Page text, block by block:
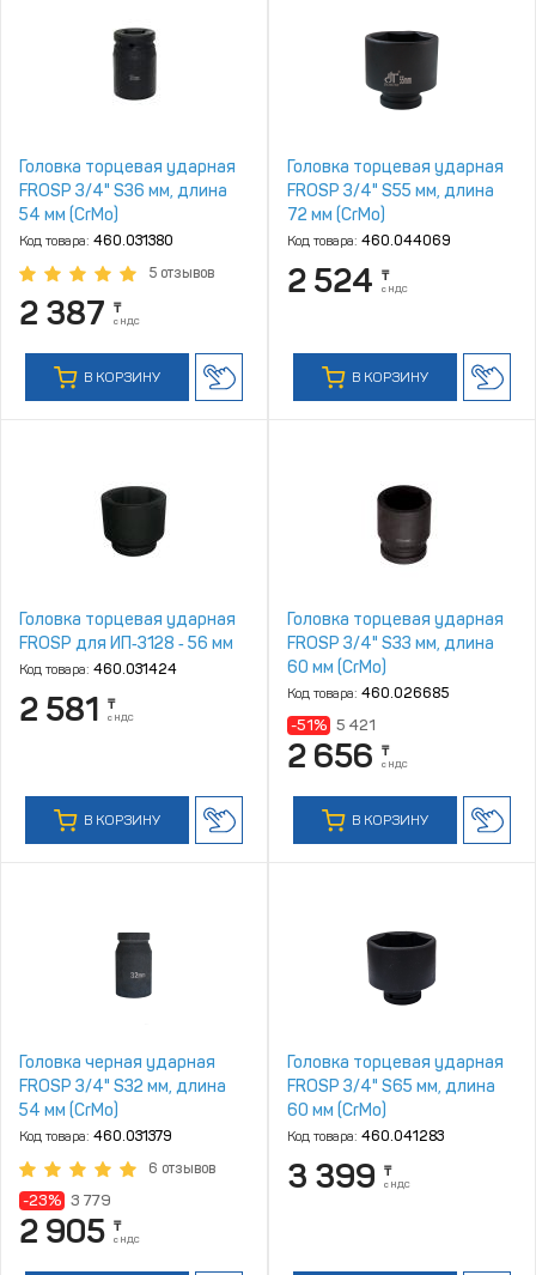
Головка торцевая ударная
FROSP 3/4" S36 мм, длина
54 мм (CrMo)
Код товара: 460.031380
5 отзывов
2 387 ₸
с НДС
В КОРЗИНУ
Головка торцевая ударная
FROSP 3/4" S55 мм, длина
72 мм (CrMo)
Код товара: 460.044069
2 524 ₸
с НДС
В КОРЗИНУ
Головка торцевая ударная
FROSP для ИП‑3128 ‑ 56 мм
Код товара: 460.031424
2 581 ₸
с НДС
В КОРЗИНУ
Головка торцевая ударная
FROSP 3/4" S33 мм, длина
60 мм (CrMo)
Код товара: 460.026685
-51% 5 421
2 656 ₸
с НДС
В КОРЗИНУ
Головка черная ударная
FROSP 3/4" S32 мм, длина
54 мм (CrMo)
Код товара: 460.031379
6 отзывов
-23% 3 779
2 905 ₸
с НДС
Головка торцевая ударная
FROSP 3/4" S65 мм, длина
60 мм (CrMo)
Код товара: 460.041283
3 399 ₸
с НДС